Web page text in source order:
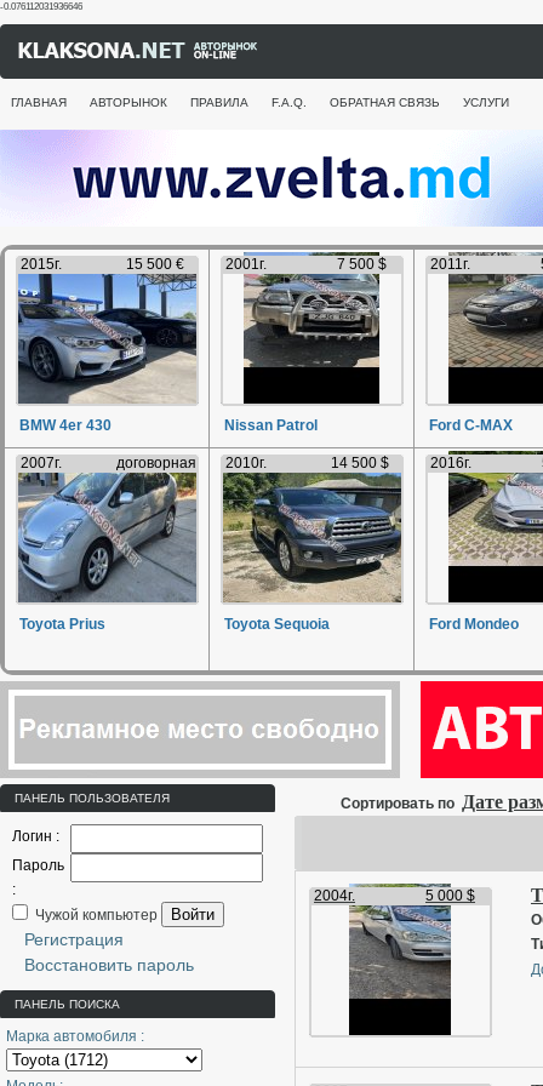
-0.076112031936646
ГЛАВНАЯ АВТОРЫНОК ПРАВИЛА F.A.Q. ОБРАТНАЯ СВЯЗЬ УСЛУГИ
2015г. 15 500 €
BMW 4er 430
2001г. 7 500 $
Nissan Patrol
2011г.
Ford C-MAX
2007г. договорная
Toyota Prius
2010г. 14 500 $
Toyota Sequoia
2016г.
Ford Mondeo
ПАНЕЛЬ ПОЛЬЗОВАТЕЛЯ
Логин :
Пароль
:
Чужой компьютер
Войти
Регистрация
Восстановить пароль
ПАНЕЛЬ ПОИСКА
Марка автомобиля :
Сортировать по Дате
2004г. 5 000 $